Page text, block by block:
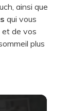
ainsi que
qui vous
de vos
plus